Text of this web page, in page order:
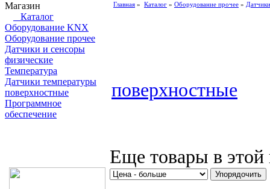
Магазин
Каталог
Оборудование KNX
Оборудование прочее
Датчики и сенсоры
физические
Температура
Датчики температуры
поверхностные
Программное
обеспечение
Главная » Каталог » Оборудование прочее »
поверхностные
Еще товары в этой